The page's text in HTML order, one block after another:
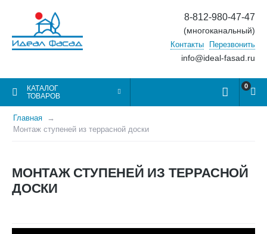
8-812-980-47-47
(многоканальный)
Контакты Перезвонить
info@ideal-fasad.ru
КАТАЛОГ
ТОВАРОВ
0
Главная
Монтаж ступеней из террасной доски
МОНТАЖ СТУПЕНЕЙ ИЗ ТЕРРАСНОЙ
ДОСКИ